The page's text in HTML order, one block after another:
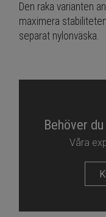
Den raka varianten
maximera
separat nylonväska.
Behöver
Våra